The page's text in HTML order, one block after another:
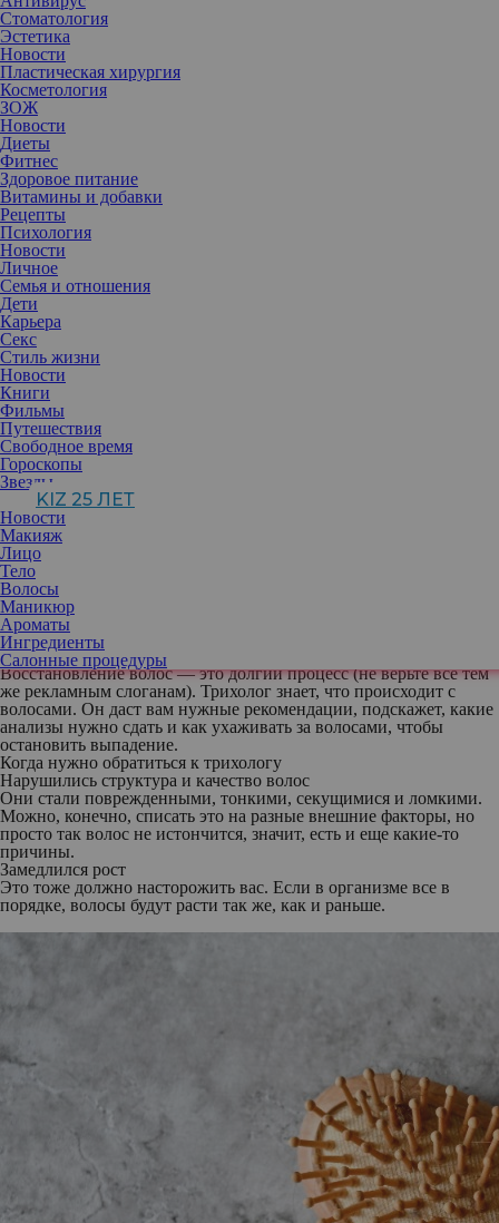
Стоматология
Эстетика
Новости
Пластическая хирургия
Косметология
ЗОЖ
Новости
Диеты
Фитнес
Здоровое питание
Витамины и добавки
Рецепты
Психология
Новости
Личное
Семья и отношения
Дети
Карьера
Секс
Стиль жизни
Новости
Книги
Фильмы
Путешествия
Свободное время
Гороскопы
Звезды
KIZ 25 ЛЕТ
Новости
Макияж
Лицо
Тело
Волосы
Маникюр
Ароматы
Ингредиенты
Салонные процедуры
Если волос на расческе остается больше, чем обычно,
косметические средства перестали помогать, а концы секутся
уже через месяц после стрижки, стоит бить тревогу и
записываться к трихологу. Рассказываем, как вам может помочь
врач.
Девушки с роскошными локонами в рекламах ежедневно
говорят о косметических средствах против ломкости,
выпадения, перхоти, сеченых кончиков и многих других
проблем, которые не дают покоя всем, у кого есть волосы на
голове. Но не нужно забывать, что эти продукты — не
лекарственные средства, и в критической ситуации стоит
обратиться к врачу.
Случаи бывают разные, и вполне возможно, если у вас
выпадают волосы и их качество в целом стало хуже, дело уже не
в уходовых средствах. Нужно проверить, каких витаминов и
микроэлементов вам не хватает, что из продуктов можно
добавить в рацион.
Восстановление волос — это долгий процесс (не верьте все тем
же рекламным слоганам). Трихолог знает, что происходит с
волосами. Он даст вам нужные рекомендации, подскажет, какие
анализы нужно сдать и как ухаживать за волосами, чтобы
остановить выпадение.
Когда нужно обратиться к трихологу
Нарушились структура и качество волос
Они стали поврежденными, тонкими, секущимися и ломкими.
Можно, конечно, списать это на разные внешние факторы, но
просто так волос не истончится, значит, есть и еще какие-то
причины.
Замедлился рост
Это тоже должно насторожить вас. Если в организме все в
порядке, волосы будут расти так же, как и раньше.